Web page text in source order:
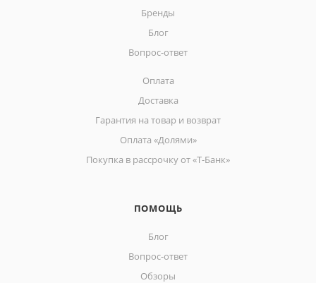
Бренды
Блог
Вопрос-ответ
Оплата
Доставка
Гарантия на товар и возврат
Оплата «Долями»
Покупка в рассрочку от «Т-Банк»
ПОМОЩЬ
Блог
Вопрос-ответ
Обзоры